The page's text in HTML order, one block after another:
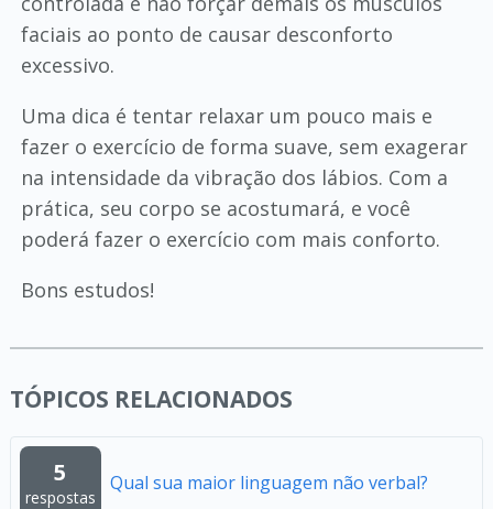
faciais ao ponto de causar desconforto
excessivo.
Uma dica é tentar relaxar um pouco mais e
fazer o exercício de forma suave, sem exagerar
na intensidade da vibração dos lábios. Com a
prática, seu corpo se acostumará, e você
poderá fazer o exercício com mais conforto.
Bons estudos!
TÓPICOS RELACIONADOS
5
respostas
Qual sua maior linguagem não verbal?